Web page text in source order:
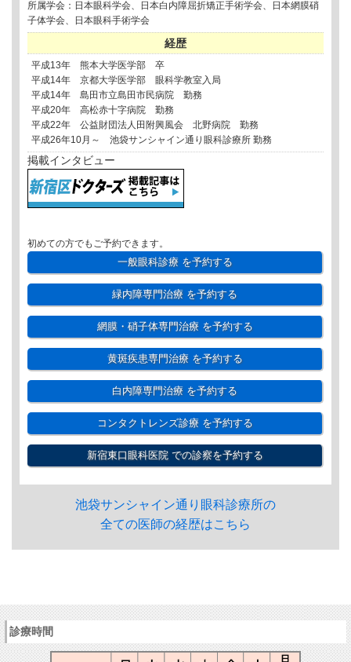
所属学会：日本眼科学会、日本白内障屈折矯正手術学会、日本網膜硝
子体学会、日本眼科手術学会
経歴
平成13年 熊本大学医学部 卒
平成14年 京都大学医学部 眼科学教室入局
平成14年 島田市立島田市民病院 勤務
平成20年 高松赤十字病院 勤務
平成22年 公益財団法人田附興風会 北野病院 勤務
平成26年10月～ 池袋サンシャイン通り眼科診療所 勤務
掲載インタビュー
初めての方でもご予約できます。
一般眼科診療を予約する
緑内障専門治療 を予約する
網膜・硝子体専門治療を予約する
黄斑疾患専門治療を予約する
白内障専門治療 を予約する
コンタクトレンズ診療を予約する
新宿東口眼科医院での診察を予約する
池袋サンシャイン通り眼科診療所の
全ての医師の経歴はこちら
診療時間